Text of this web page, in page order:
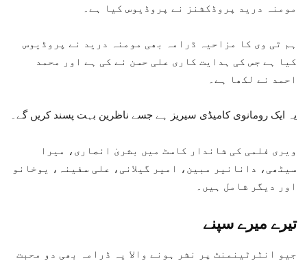
مومنہ درید پروڈکشنز نے پروڈیوس کیا ہے۔
ہم ٹی وی کا مزاحیہ ڈرامہ بھی مومنہ درید نے پروڈیوس
کیا ہے جس کی ہدایت کاری علی حسن نے کی ہے اور محمد
احمد نے لکھا ہے۔
یہ ایک رومانوی کامیڈی سیریز ہے جسے ناظرین بہت پسند کریں گے۔
ویری فلمی کی شاندار کاسٹ میں بشریٰ انصاری، میرا
سیٹھی، دانانیر مبین، امیر گیلانی، علی سفینہ، یوخانو
اور دیگر شامل ہیں۔
تیرے میرے سپنے
جیو انٹرٹینمنٹ پر نشر ہونے والا یہ ڈرامہ بھی دو محبت